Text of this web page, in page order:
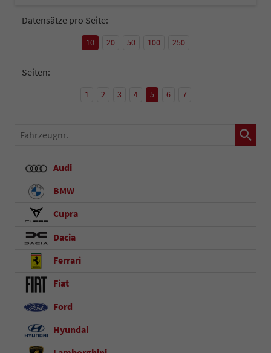
Datensätze pro Seite:
10 20 50 100 250
Seiten:
1 2 3 4 5 6 7
Fahrzeugnr.
Audi
BMW
Cupra
Dacia
Ferrari
Fiat
Ford
Hyundai